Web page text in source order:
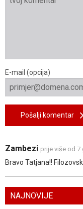
E-mail (opcija)
Pošalji komentar
Zambezi prije više od 7
Bravo Tatjana!!
NAJNOVIJE